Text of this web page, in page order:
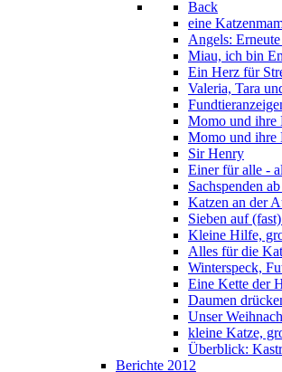
Back
eine
Angels:
Miau, ich bin
Ein Herz für
Valeria, Tara
Momo und ihre
Momo und ihre
Sir Henry
Einer für alle -
Sachspenden
Katzen an der
Sieben auf
Kleine Hilfe,
Alles für die
Winterspeck,
Eine Kette der
Daumen
Unser
kleine Katze,
Überblick:
Berichte 2012